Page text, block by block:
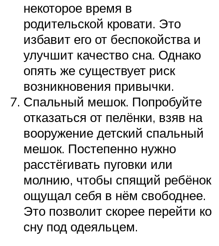
некоторое время в
родительской кровати. Это
избавит его от беспокойства и
улучшит качество сна. Однако
опять же существует риск
возникновения привычки.
Спальный мешок. Попробуйте
отказаться от пелёнки, взяв на
вооружение детский спальный
мешок. Постепенно нужно
расстёгивать пуговки или
молнию, чтобы спящий ребёнок
ощущал себя в нём свободнее.
Это позволит скорее перейти ко
сну под одеяльцем.